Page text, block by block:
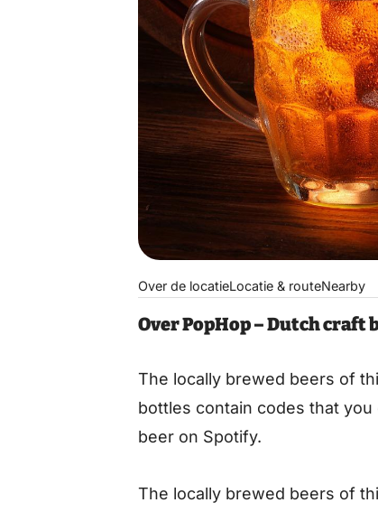
Over de locatieLocatie & routeNearby
Over PopHop – Dutch craft
The locally brewed beers of
bottles contain codes that
beer on Spotify.
The locally brewed beers of